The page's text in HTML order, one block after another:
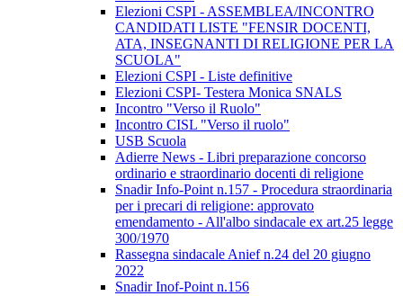
Elezioni CSPI - ASSEMBLEA/INCONTRO
CANDIDATI LISTE "FENSIR DOCENTI,
ATA, INSEGNANTI DI RELIGIONE PER LA
SCUOLA"
Elezioni CSPI - Liste definitive
Elezioni CSPI- Testera Monica SNALS
Incontro "Verso il Ruolo"
Incontro CISL "Verso il ruolo"
USB Scuola
Adierre News - Libri preparazione concorso
ordinario e straordinario docenti di religione
Snadir Info-Point n.157 - Procedura straordinaria
per i precari di religione: approvato
emendamento - All'albo sindacale ex art.25 legge
300/1970
Rassegna sindacale Anief n.24 del 20 giugno
2022
Snadir Inof-Point n.156